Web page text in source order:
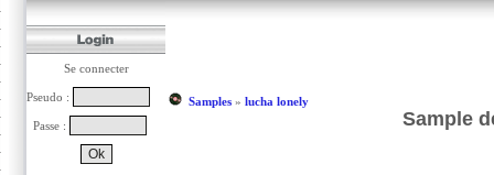
Se connecter
Pseudo :
Passe :
Samples» lucha lonely
Sample